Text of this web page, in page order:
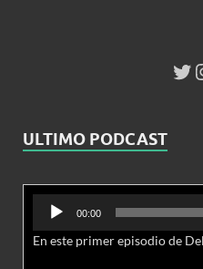
ULTIMO PODCAST
Reproductor
audio
00:00